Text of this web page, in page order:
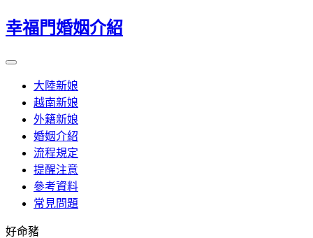
幸福門婚姻介紹
大陸新娘
越南新娘
外籍新娘
婚姻介紹
流程規定
提醒注意
參考資料
常見問題
好命豬